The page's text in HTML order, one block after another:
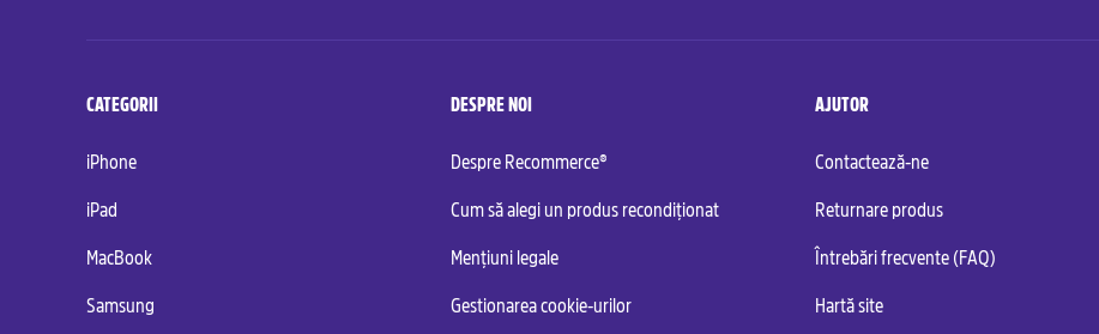
CATEGORII
iPhone
iPad
MacBook
Samsung
DESPRE NOI
Despre Recommerce®
Cum să alegi un produs recondiționat
Mențiuni legale
Gestionarea cookie-urilor
AJUTOR
Contactează-ne
Returnare produs
Întrebări frecvente (FAQ)
Hartă site